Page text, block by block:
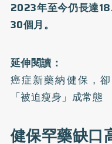
2023年至今仍長達
30個月。
延伸閱讀：
癌症新藥納健保，
「被迫瘦身」成常態
健保罕藥缺口